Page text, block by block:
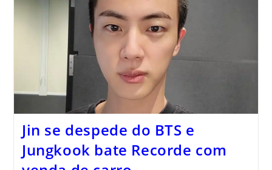
Jin se despede do BTS e
Jungkook bate Recorde com